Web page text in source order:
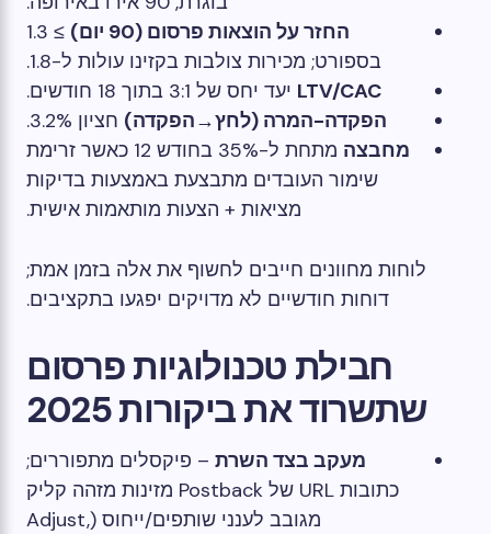
החזר על הוצאות פרסום (90 יום)
≥ 1.3
בספורט; מכירות צולבות בקזינו עולות ל-1.8.
LTV/CAC יעד יחס של 3:1 בתוך 18 חודשים.
הפקדה-המרה (לחץ→הפקדה) חציון 3.2%.
מחבצה
מתחת ל-35% בחודש 12 כאשר זרימת
שימור העובדים מתבצעת באמצעות בדיקות
מציאות + הצעות מותאמות אישית.
לוחות מחוונים חייבים לחשוף את אלה בזמן אמת;
דוחות חודשיים לא מדויקים יפגעו בתקציבים.
חבילת טכנולוגיות פרסום
שתשרוד את ביקורות 2025
מעקב בצד השרת – פיקסלים מתפוררים;
כתובות URL של Postback מזינות מזהה קליק
מגובב לענני שותפים/ייחוס (Adjust,